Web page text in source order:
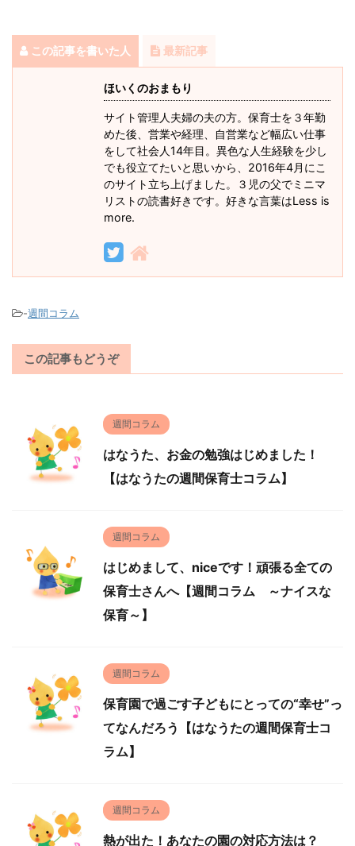
この記事を書いた人 最新記事
ほいくのおまもり
サイト管理人夫婦の夫の方。保育士を３年勤
めた後、営業や経理、自営業など幅広い仕事
をして社会人14年目。異色な人生経験を少し
でも役立てたいと思いから、2016年4月にこ
のサイト立ち上げました。３児の父でミニマ
リストの読書好きです。好きな言葉はLess is
more.
-週間コラム
この記事もどうぞ
週間コラム
はなうた、お金の勉強はじめました！
【はなうたの週間保育士コラム】
週間コラム
はじめまして、niceです！頑張る全ての
保育士さんへ【週間コラム ～ナイスな
保育～】
週間コラム
保育園で過ごす子どもにとっての“幸せ”っ
てなんだろう【はなうたの週間保育士コ
ラム】
週間コラム
熱が出た！あなたの園の対応方法は？